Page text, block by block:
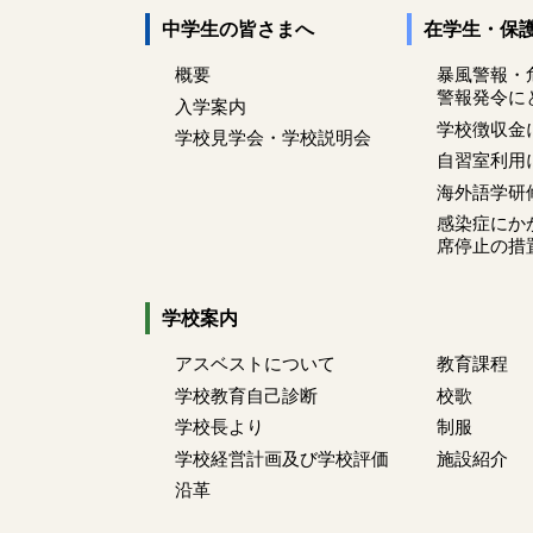
中学生の皆さまへ
概要
入学案内
学校見学会・学校説明会
在学生・保
暴風警報・
警報発令に
学校徴収金
自習室利用
海外語学研
感染症にか
席停止の措
学校案内
アスベストについて
学校教育自己診断
学校長より
学校経営計画及び学校評価
沿革
教育課程
校歌
制服
施設紹介